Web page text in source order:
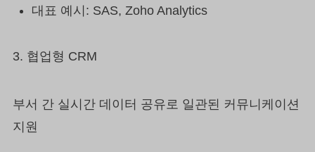
대표 예시: SAS, Zoho Analytics
3. 협업형 CRM
부서 간 실시간 데이터 공유로 일관된 커뮤니케이션
지원